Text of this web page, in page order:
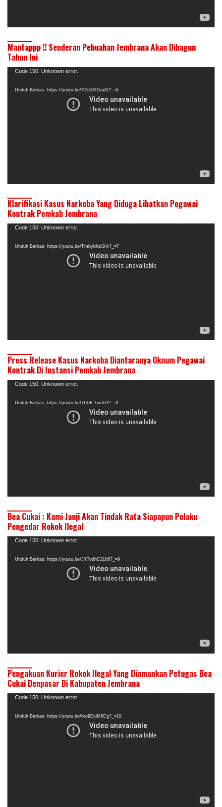
Mantappp !! Senderan Pebuahan Jembrana Akan Dibagun
Tahun Ini
Pemutar
Code 150: Unknown error.
Unduh Berkas: https://youtu.be/YZe5XICraAI?_=6
Klarifikasi Kasus Narkoba Yang Diduga Libatkan Pegawai
Kontrak Pemkab Jembrana
Pemutar
Code 150: Unknown error.
Unduh Berkas: https://youtu.be/TmbybKsSl-k?_=7
Press Release Kasus Narkoba Diantaranya Oknum Pegawai
Kontrak Di Instansi Pemkab Jembrana
Pemutar
Code 150: Unknown error.
Unduh Berkas: https://youtu.be/7LibF_hmttU?_=8
Bea Cukai : Kami Janji Akan Tindak Rata Siapapun Pelaku
Pengedar Rokok Ilegal
Pemutar
Code 150: Unknown error.
Unduh Berkas: https://youtu.be/JXTodhC21b8?_=9
Pengakuan Kurier Rokok Ilegal Yang Diamankan Petugas Bea
Cukai Denpasar Di Kabupaten Jembrana
Pemutar
Code 150: Unknown error.
Unduh Berkas: https://youtu.be/bro9ExjM8Cg?_=10